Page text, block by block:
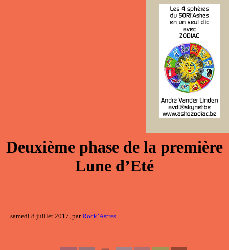
Deuxième phase de la première
Lune d’Eté
samedi 8 juillet 2017, parRock’Astres